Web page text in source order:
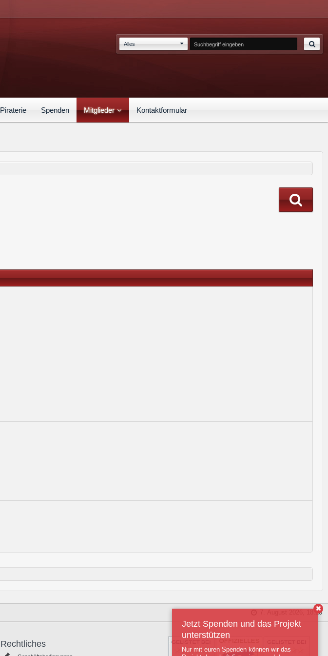
Piraterie Spenden Mitglieder Kontaktformular
Alles
7. August 2026, 18:20
Rechtliches
Jetzt Spenden und das Projekt
unterstützen
Nur mit euren Spenden können wir das